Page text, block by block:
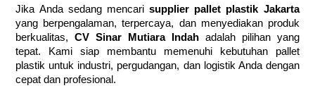
Jika Anda sedang mencarisupplier pallet plastik Jakarta
yang berpengalaman, terpercaya, dan menyediakan produk
berkualitas,CV Sinar Mutiara Indahadalah pilihan yang
tepat. Kami siap membantu memenuhi kebutuhan pallet
plastik untuk industri, pergudangan, dan logistik Anda dengan
cepat dan profesional.